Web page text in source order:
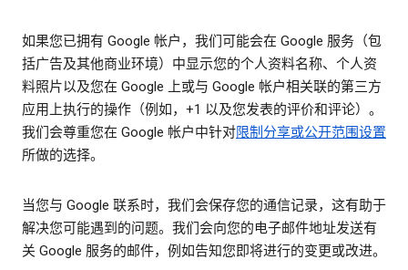
如果您已拥有 Google 帐户，我们可能会在 Google 服务（包
括广告及其他商业环境）中显示您的个人资料名称、个人资
料照片以及您在 Google 上或与 Google 帐户相关联的第三方
应用上执行的操作（例如，+1 以及您发表的评价和评论）。
我们会尊重您在 Google 帐户中针对限制分享或公开范围设置
所做的选择。
当您与 Google 联系时，我们会保存您的通信记录，这有助于
解决您可能遇到的问题。我们会向您的电子邮件地址发送有
关 Google 服务的邮件，例如告知您即将进行的变更或改进。